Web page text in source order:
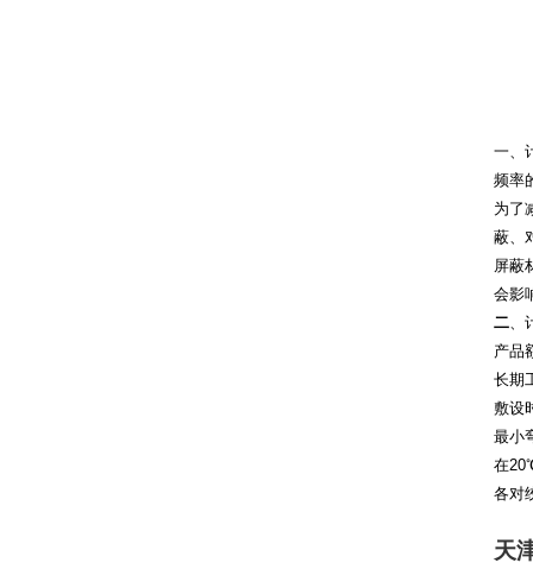
一、
频率
为了
蔽、
屏蔽
会影
二、
产品
长期
敷设
最小
在20
各对
天